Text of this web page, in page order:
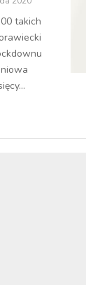
takich